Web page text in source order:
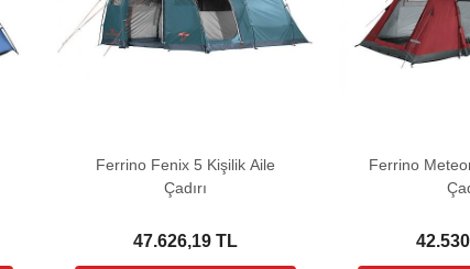
Ferrino Fenix 5 Kişilik Aile
Çadırı
47.626,19 TL
Ferrino